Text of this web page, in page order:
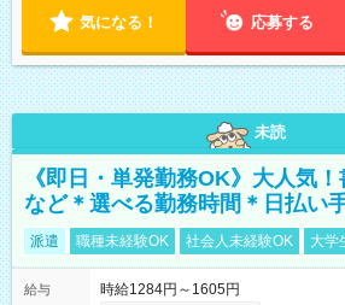
気になる！ 応募する
未読
《即日・単発勤務OK》大人気
など＊選べる勤務時間＊日払い
派遣 職種未経験OK 社会人未経験OK 大学
給与
時給1284円～1605円